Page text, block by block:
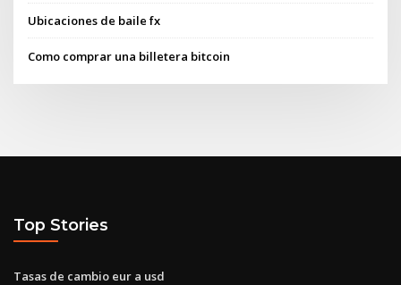
Ubicaciones de baile fx
Como comprar una billetera bitcoin
Top Stories
Tasas de cambio eur a usd